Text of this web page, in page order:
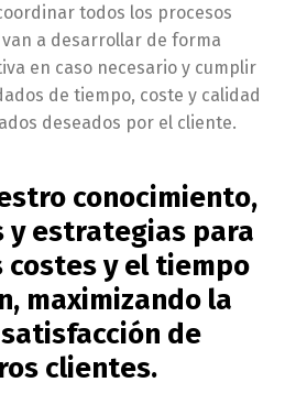
todos los procesos
a desarrollar de forma
en caso necesario y cumplir
de tiempo, coste y calidad
deseados por el cliente.
conocimiento,
y estrategias para
costes y el tiempo
maximizando la
de
clientes.